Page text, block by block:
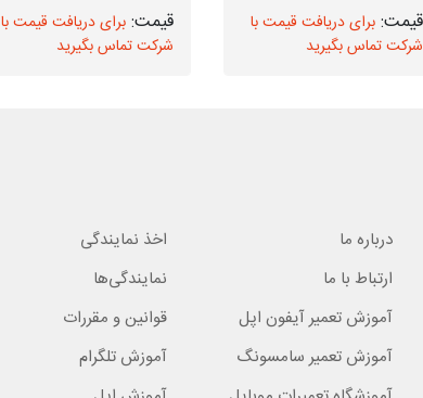
برای دریافت قیمت با
شرکت تماس بگیرید
برای دریافت قیمت با
شرکت تماس بگیرید
درباره ما
اخذ نمایندگی
ارتباط با ما
نمایندگی‌ها
آموزش تعمیر آیفون اپل
قوانین و مقررات
آموزش تعمیر سامسونگ
آموزش تلگرام